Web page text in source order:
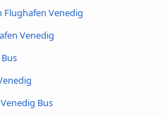
Flughafen Venedig
Venedig
Bus